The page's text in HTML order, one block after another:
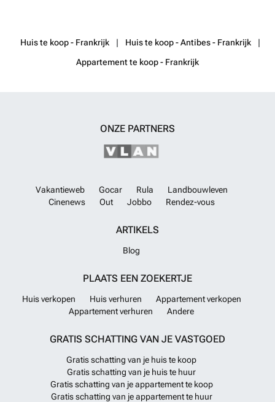
Huis te koop - Frankrijk
Huis te koop - Antibes - Frankrijk
Appartement te koop - Frankrijk
ONZE PARTNERS
Vakantieweb Gocar Rula
Landbouwleven
Cinenews
Out Jobbo Rendez-vous
ARTIKELS
Blog
PLAATS EEN ZOEKERTJE
Huis verkopen Huis verhuren
Appartement verkopen
Appartement verhuren
Andere
GRATIS SCHATTING VAN JE VASTGOED
Gratis schatting van je huis te koop
Gratis schatting van je huis te huur
Gratis schatting van je appartement te koop
Gratis schatting van je appartement te huur